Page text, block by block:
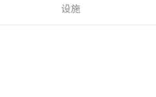
设施